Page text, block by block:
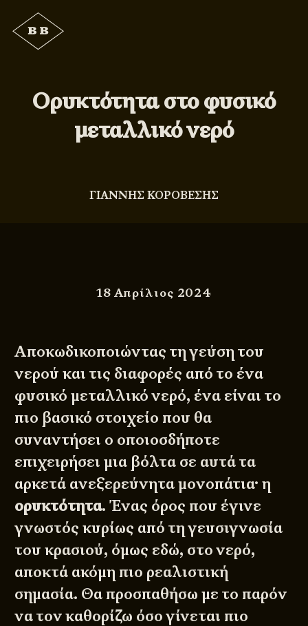
Ορυκτότητα στο φυσικό
μεταλλικό νερό
ΓΙΑΝΝΗΣ ΚΟΡΟΒΕΣΗΣ
18 Απρίλιος 2024
Αποκωδικοποιώντας τη γεύση του
νερού και τις διαφορές από το ένα
φυσικό μεταλλικό νερό, ένα είναι το
πιο βασικό στοιχείο που θα
συναντήσει ο οποιοσδήποτε
επιχειρήσει μια βόλτα σε αυτά τα
αρκετά ανεξερεύνητα μονοπάτια· η
ορυκτότητα. Ένας όρος που έγινε
γνωστός κυρίως από τηγευσιγνωσία
του κρασιού, όμως εδώ, στο νερό,
αποκτά ακόμη πιο ρεαλιστική
σημασία. Θα προσπαθήσω με το παρόν
να τον καθορίζω όσο γίνεται πιο